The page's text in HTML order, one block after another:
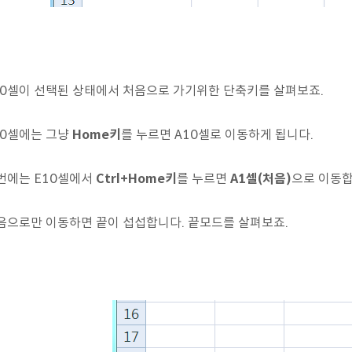
셀이 선택된 상태에서 처음으로 가기위한 단축키를 살펴보죠.
셀에는 그냥 Home키 를 누르면 A10셀로 이동하게 됩니다.
에는 E10셀에서 Ctrl+Home키 를 누르면 A1셀(처음)으로 이동
으로만 이동하면 끝이 섭섭합니다. 끝모드를 살펴보죠.